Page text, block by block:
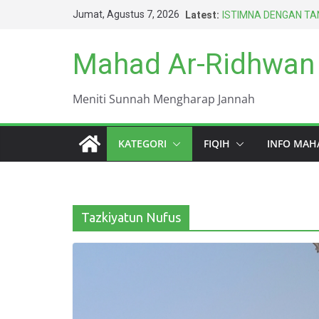
Jumat, Agustus 7, 2026 Latest: ISTIMNA DENGAN
HARUS BERAGAMA
TERBAIK UMAT INI
Mahad Ar-
Meniti Sunnah Mengharap Jannah
KATEGORI FIQIH INFO
Tazkiyatun Nufus